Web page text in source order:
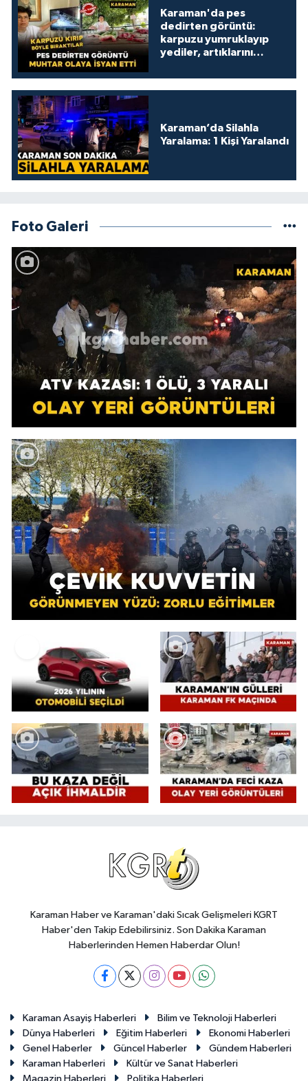
Karaman'da pes
dedirten görüntü:
karpuzu yumruklayıp
yediler, artıklarını
Karaman’da Silahla
Yaralama: 1 Kişi Yaralandı
Foto Galeri
Karaman Haber ve Karaman'daki Sıcak Gelişmeleri KGRT
Haber'den Takip Edebilirsiniz. Son Dakika Karaman
Haberlerinden Hemen Haberdar Olun!
Karaman Asayiş Haberleri
Bilim ve Teknoloji Haberleri
Dünya Haberleri
Eğitim Haberleri
Ekonomi Haberleri
Genel Haberler
Güncel Haberler
Gündem Haberleri
Karaman Haberleri
Kültür ve Sanat Haberleri
Magazin Haberleri
Politika Haberleri